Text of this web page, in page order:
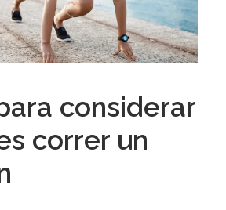
considerar
correr un